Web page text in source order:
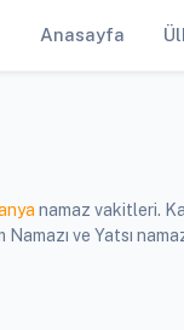
Anasayfa
namaz vakitleri.
Namazı ve Yatsı